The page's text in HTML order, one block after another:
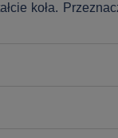
koła.